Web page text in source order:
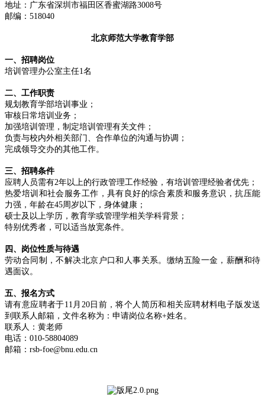
地址：广东省深圳市福田区香蜜湖路3008号
邮编：518040
北京师范大学教育学部
一、招聘岗位
培训管理办公室主任1名
二、工作职责
规划教育学部培训事业；
审核日常培训业务；
加强培训管理，制定培训管理有关文件；
负责与校内外相关部门、合作单位的沟通与协调；
完成领导交办的其他工作。
三、招聘条件
应聘人员需有2年以上的行政管理工作经验，有培训管理经验者优先；
热爱培训和社会服务工作，具有良好的综合素质和服务意识，抗压能
力强，年龄在45周岁以下，身体健康；
硕士及以上学历，教育学或管理学相关学科背景；
特别优秀者，可以适当放宽条件。
四、岗位性质与待遇
劳动合同制，不解决北京户口和人事关系。缴纳五险一金，薪酬和待
遇面议。
五、报名方式
请有意应聘者于11月20日前，将个人简历和相关应聘材料电子版发送
到联系人邮箱，文件名称为：申请岗位名称+姓名。
联系人：黄老师
电话：010-58804089
邮箱：rsb-foe@bnu.edu.cn